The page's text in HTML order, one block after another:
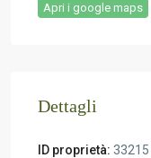
Apri i google maps
Dettagli
ID proprietà: 33215